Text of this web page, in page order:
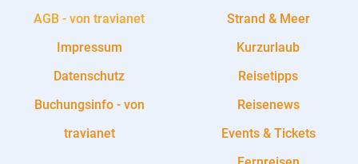
AGB - von travianet
Impressum
Datenschutz
Buchungsinfo - von
travianet
Strand & Meer
Kurzurlaub
Reisetipps
Reisenews
Events & Tickets